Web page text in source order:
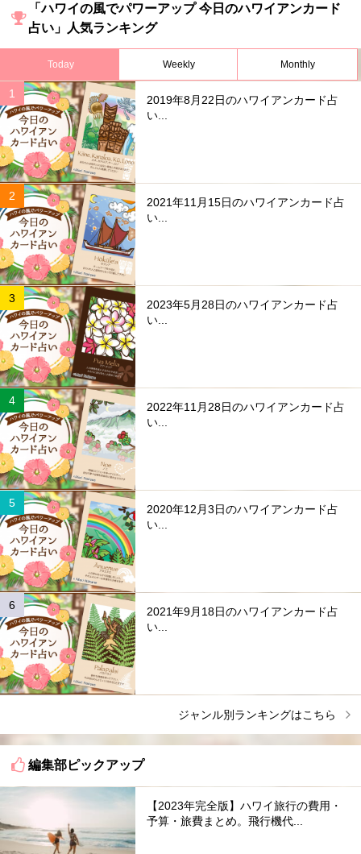
「ハワイの風でパワーアップ 今日のハワイアンカード
占い」人気ランキング
Today Weekly Monthly
2019年8月22日のハワイアンカード占
い...
2021年11月15日のハワイアンカード占
い...
2023年5月28日のハワイアンカード占
い...
2022年11月28日のハワイアンカード占
い...
2020年12月3日のハワイアンカード占
い...
2021年9月18日のハワイアンカード占
い...
ジャンル別ランキングはこちら
編集部ピックアップ
【2023年完全版】ハワイ旅行の費用・
予算・旅費まとめ。飛行機代...